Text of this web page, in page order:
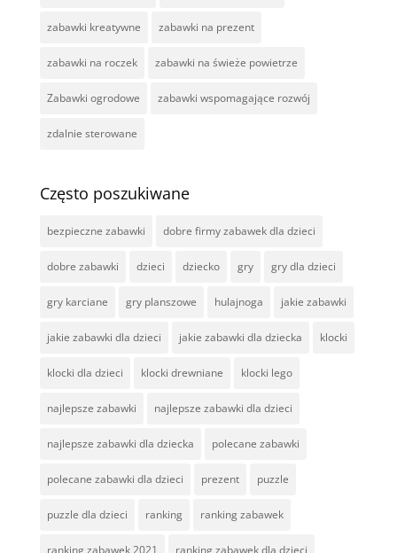
zabawki kreatywne zabawki na prezent
zabawki na roczek zabawki na świeże powietrze
Zabawki ogrodowe zabawki wspomagające rozwój
zdalnie sterowane
Często poszukiwane
bezpieczne zabawki dobre firmy zabawek dla dzieci
dobre zabawki dzieci dziecko gry gry dla dzieci
gry karciane gry planszowe hulajnoga jakie zabawki
jakie zabawki dla dzieci jakie zabawki dla dziecka klocki
klocki dla dzieci klocki drewniane klocki lego
najlepsze zabawki najlepsze zabawki dla dzieci
najlepsze zabawki dla dziecka polecane zabawki
polecane zabawki dla dzieci prezent puzzle
puzzle dla dzieci ranking ranking zabawek
ranking zabawek 2021 ranking zabawek dla dzieci